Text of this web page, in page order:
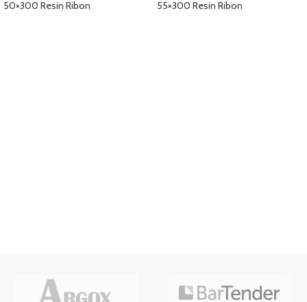
50×300 Resin Ribon 55×300 Resin Ribon